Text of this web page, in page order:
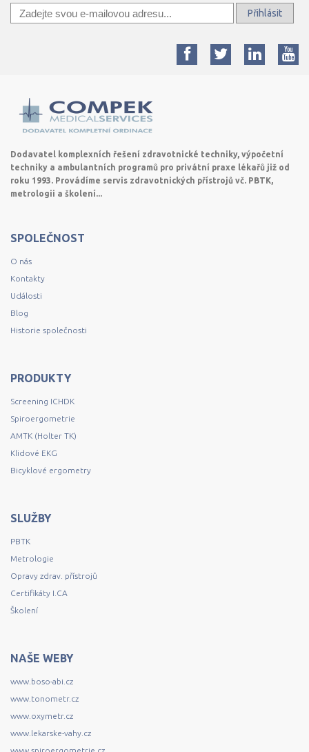
Přihlásit
Dodavatel komplexních řešení zdravotnické techniky, výpočetní
techniky a ambulantních programů pro privátní praxe lékařů již od
roku 1993. Provádíme servis zdravotnických přístrojů vč. PBTK,
metrologii a školení...
SPOLEČNOST
O nás
Kontakty
Události
Blog
Historie společnosti
PRODUKTY
Screening ICHDK
Spiroergometrie
AMTK (Holter TK)
Klidové EKG
Bicyklové ergometry
SLUŽBY
PBTK
Metrologie
Opravy zdrav. přístrojů
Certifikáty I.CA
Školení
NAŠE WEBY
www.boso-abi.cz
www.tonometr.cz
www.oxymetr.cz
www.lekarske-vahy.cz